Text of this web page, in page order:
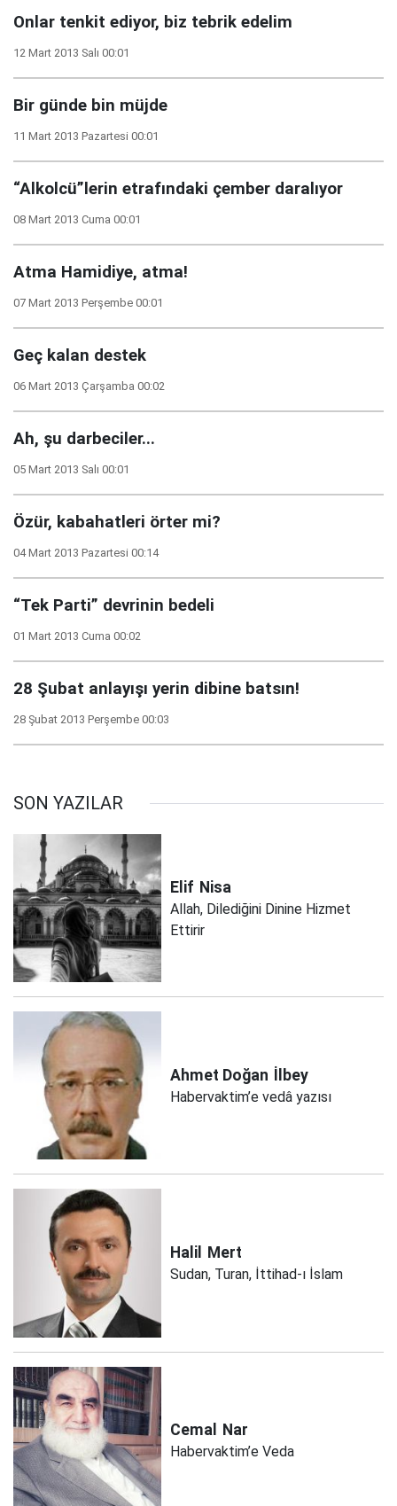
Onlar tenkit ediyor, biz tebrik edelim
12 Mart 2013 Salı 00:01
Bir günde bin müjde
11 Mart 2013 Pazartesi 00:01
“Alkolcü”lerin etrafındaki çember daralıyor
08 Mart 2013 Cuma 00:01
Atma Hamidiye, atma!
07 Mart 2013 Perşembe 00:01
Geç kalan destek
06 Mart 2013 Çarşamba 00:02
Ah, şu darbeciler...
05 Mart 2013 Salı 00:01
Özür, kabahatleri örter mi?
04 Mart 2013 Pazartesi 00:14
“Tek Parti” devrinin bedeli
01 Mart 2013 Cuma 00:02
28 Şubat anlayışı yerin dibine batsın!
28 Şubat 2013 Perşembe 00:03
SON YAZILAR
Elif Nisa
Allah, Dilediğini Dinine Hizmet
Ettirir
Ahmet Doğan İlbey
Habervaktim’e vedâ yazısı
Halil Mert
Sudan, Turan, İttihad-ı İslam
Cemal Nar
Habervaktim’e Veda